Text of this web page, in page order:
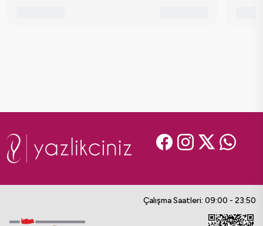
Çalışma Saatleri: 09:00 - 23:50